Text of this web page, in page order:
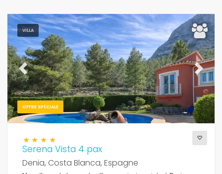
VILLA
OFFRE SPÉCIALE
Previous Next
Serena Vista 4 pax
Denia, Costa Blanca, Espagne